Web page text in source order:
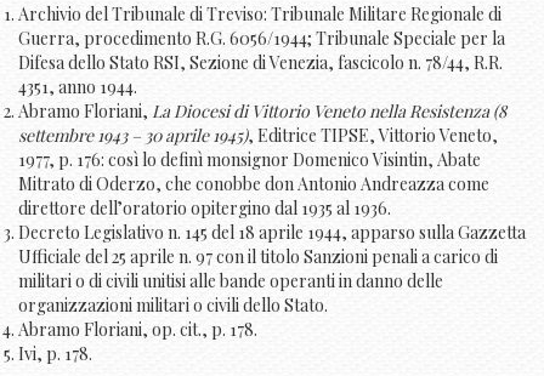
Archivio del Tribunale di Treviso: Tribunale Militare Regionale di
Guerra, procedimento R.G. 6056/1944; Tribunale Speciale per la
Difesa dello Stato RSI, Sezione di Venezia, fascicolo n. 78/44, R.R.
4351, anno 1944.
Abramo Floriani, La Diocesi di Vittorio Veneto nella Resistenza (8
settembre 1943 – 30 aprile 1945), Editrice TIPSE, Vittorio Veneto,
1977, p. 176: così lo definì monsignor Domenico Visintin, Abate
Mitrato di Oderzo, che conobbe don Antonio Andreazza come
direttore dell’oratorio opitergino dal 1935 al 1936.
Decreto Legislativo n. 145 del 18 aprile 1944, apparso sulla Gazzetta
Ufficiale del 25 aprile n. 97 con il titolo Sanzioni penali a carico di
militari o di civili unitisi alle bande operanti in danno delle
organizzazioni militari o civili dello Stato.
Abramo Floriani, op. cit., p. 178.
Ivi, p. 178.